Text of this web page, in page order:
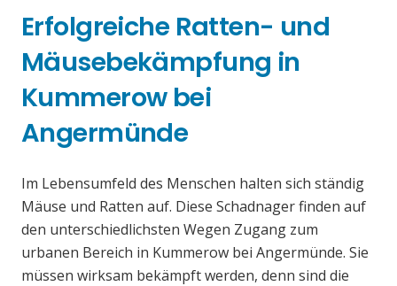
Erfolgreiche Ratten- und
Mäusebekämpfung in
Kummerow bei
Angermünde
Im Lebensumfeld des Menschen halten sich ständig
Mäuse und Ratten auf. Diese Schadnager finden auf
den unterschiedlichsten Wegen Zugang zum
urbanen Bereich in Kummerow bei Angermünde. Sie
müssen wirksam bekämpft werden, denn sind die